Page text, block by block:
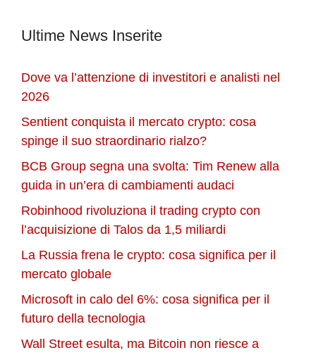
Ultime News Inserite
Dove va l’attenzione di investitori e analisti nel
2026
Sentient conquista il mercato crypto: cosa
spinge il suo straordinario rialzo?
BCB Group segna una svolta: Tim Renew alla
guida in un’era di cambiamenti audaci
Robinhood rivoluziona il trading crypto con
l’acquisizione di Talos da 1,5 miliardi
La Russia frena le crypto: cosa significa per il
mercato globale
Microsoft in calo del 6%: cosa significa per il
futuro della tecnologia
Wall Street esulta, ma Bitcoin non riesce a